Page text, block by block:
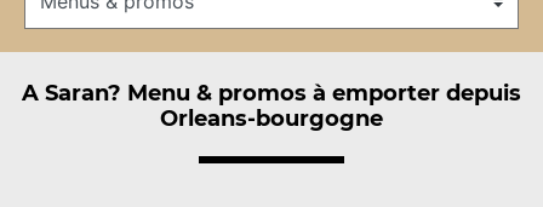
A Saran? Menu & promos à emporter depuis
Orleans-bourgogne